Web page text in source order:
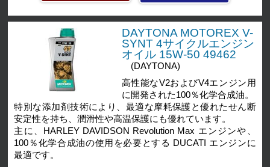
DAYTONA MOTOREX V-
SYNT 4サイクルエンジン
オイル 15W-50 49462
(DAYTONA)
高性能なV2およびV4エンジン用
に開発された100％化学合成油。
特別な添加剤技術により、最適な摩耗保護と優れたせん断
安定性を持ち、潤滑性や高温保護にも優れています。
主に、HARLEY DAVIDSON Revolution Max エンジンや、
100％化学合成油の使用を必要とする DUCATI エンジンに
最適です。